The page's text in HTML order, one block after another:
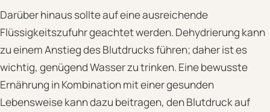
Darüber hinaus sollte auf eine ausreichende
Flüssigkeitszufuhr geachtet werden. Dehydrierung kann
zu einem Anstieg des Blutdrucks führen; daher ist es
wichtig, genügend Wasser zu trinken. Eine bewusste
Ernährung in Kombination mit einer gesunden
Lebensweise kann dazu beitragen, den Blutdruck auf